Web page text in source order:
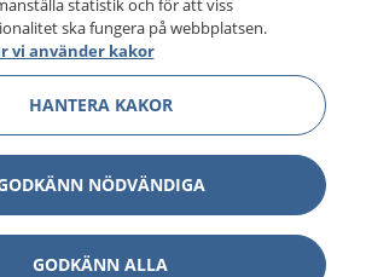
statistik och för att viss
ska fungera på webbplatsen.
vi använder kakor
HANTERA KAKOR
NÖDVÄNDIGA
GODKÄNN ALLA